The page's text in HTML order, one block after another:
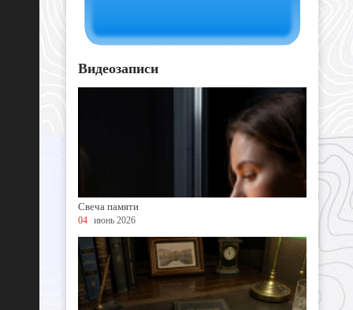
Видеозаписи
Свеча памяти
04 июнь 2026